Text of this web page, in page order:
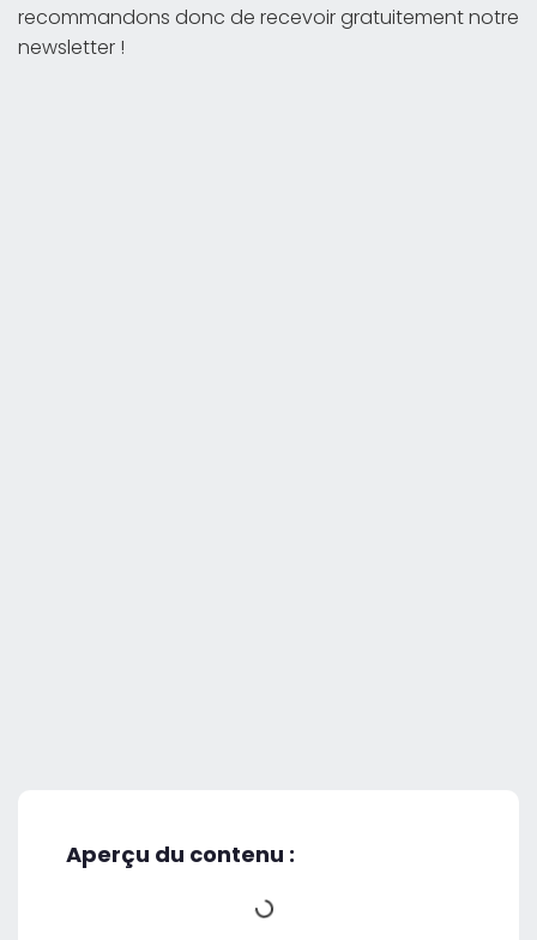
recommandons donc de recevoir gratuitement notre
newsletter !
Aperçu du contenu :